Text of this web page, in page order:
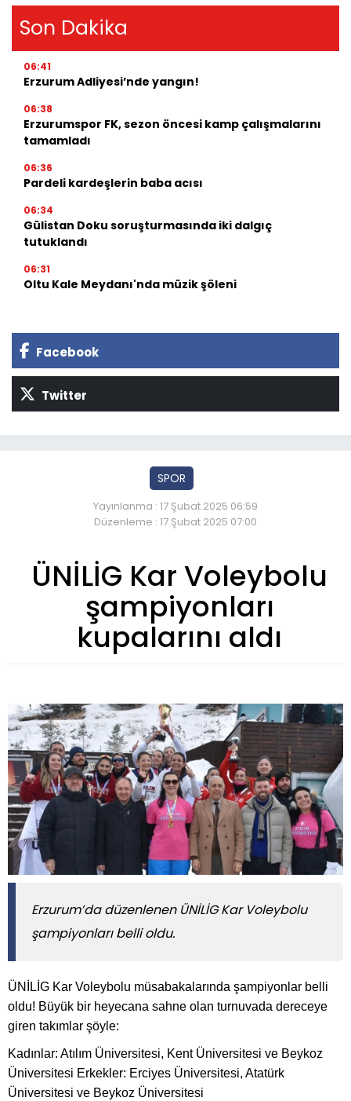
Son Dakika
06:41
Erzurum Adliyesi’nde yangın!
06:38
Erzurumspor FK, sezon öncesi kamp çalışmalarını
tamamladı
06:36
Pardeli kardeşlerin baba acısı
06:34
Gülistan Doku soruşturmasında iki dalgıç
tutuklandı
06:31
Oltu Kale Meydanı'nda müzik şöleni
Facebook
Twitter
SPOR
Yayınlanma : 17 Şubat 2025 06:59
Düzenleme : 17 Şubat 2025 07:00
ÜNİLİG Kar Voleybolu
şampiyonları
kupalarını aldı
Erzurum’da düzenlenen ÜNİLİG Kar Voleybolu
şampiyonları belli oldu.
ÜNİLİG Kar Voleybolu müsabakalarında şampiyonlar belli
oldu! Büyük bir heyecana sahne olan turnuvada dereceye
giren takımlar şöyle:
Kadınlar: Atılım Üniversitesi, Kent Üniversitesi ve Beykoz
Üniversitesi Erkekler: Erciyes Üniversitesi, Atatürk
Üniversitesi ve Beykoz Üniversitesi